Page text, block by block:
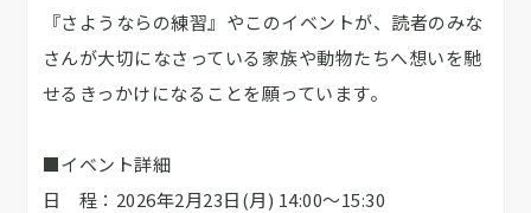
『さようならの練習』やこのイベントが、読者のみな
さんが大切になさっている家族や動物たちへ想いを馳
せるきっかけになることを願っています。
■イベント詳細
日 程：2026年2月23日(月) 14:00～15:30